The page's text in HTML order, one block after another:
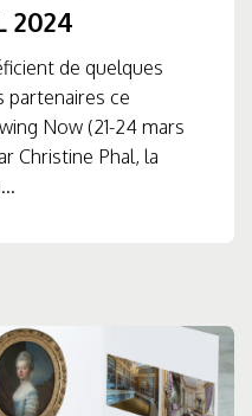
2024
de quelques
partenaires ce
Now (21-24 mars
Christine Phal, la